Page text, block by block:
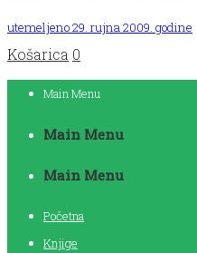
utemeljeno 29. rujna 2009. godine
Košarica 0
Main Menu
Main Menu
Main Menu
Početna
Knjige